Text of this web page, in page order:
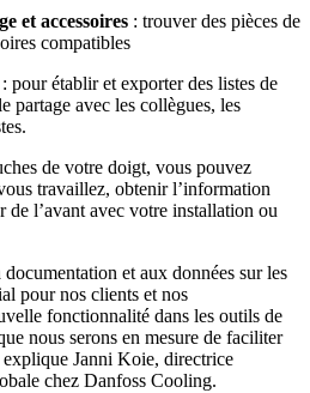
et accessoires : trouver des pièces de
compatibles
: pour établir et exporter des listes de
partage avec les collègues, les
de votre doigt, vous pouvez
travaillez, obtenir l’information
de l’avant avec votre installation ou
et aux données sur les
pour nos clients et nos
fonctionnalité dans les outils de
nous serons en mesure de faciliter
Janni Koie, directrice
chez Danfoss Cooling.